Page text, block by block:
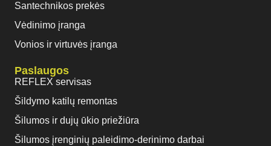
Santechnikos prekės
Vėdinimo įranga
Vonios ir virtuvės įranga
Paslaugos
REFLEX servisas
Šildymo katilų remontas
Šilumos ir dujų ūkio priežiūra
Šilumos įrenginių paleidimo-derinimo darbai